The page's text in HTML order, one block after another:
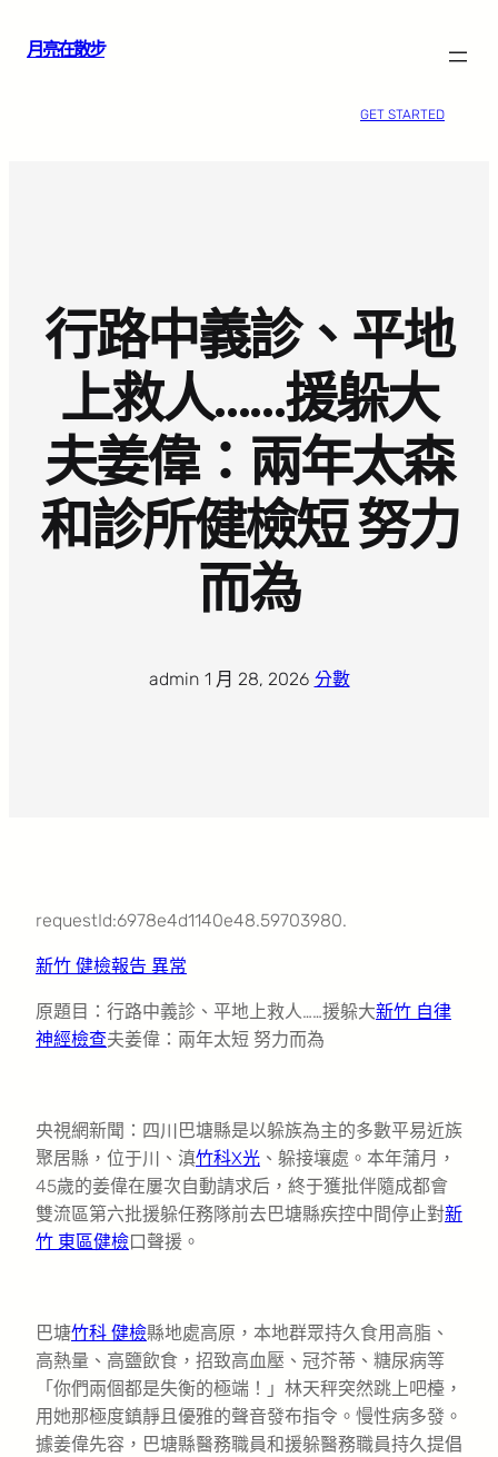
月亮在散步
GET STARTED
行路中義診、平地
上救人……援躲大
夫姜偉：兩年太森
和診所健檢短 努力
而為
admin· 1 月 28, 2026· 分數
requestId:6978e4d1140e48.59703980.
新竹 健檢報告 異常
原題目：行路中義診、平地上救人……援躲大新竹 自律
神經檢查夫姜偉：兩年太短 努力而為
央視網新聞：四川巴塘縣是以躲族為主的多數平易近族
聚居縣，位于川、滇竹科X光 、躲接壤處。本年蒲月，
45歲的姜偉在屢次自動請求后，終于獲批伴隨成都會
雙流區第六批援躲任務隊前去巴塘縣疾控中間停止對新
竹 東區健檢口聲援。
巴塘竹科 健檢縣地處高原，本地群眾持久食用高脂、
高熱量、高鹽飲食，招致高血壓、冠芥蒂、糖尿病等
「你們兩個都是失衡的極端！」林天秤突然跳上吧檯，
用她那極度鎮靜且優雅的聲音發布指令。慢性病多發。
據姜偉先容，巴塘縣醫務職員和援躲醫務職員持久提倡